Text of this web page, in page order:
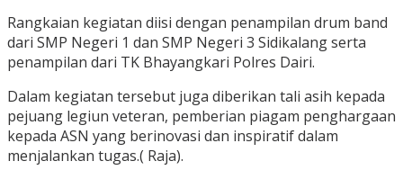
Rangkaian kegiatan diisi dengan penampilan drum band
dari SMP Negeri 1 dan SMP Negeri 3 Sidikalang serta
penampilan dari TK Bhayangkari Polres Dairi.
Dalam kegiatan tersebut juga diberikan tali asih kepada
pejuang legiun veteran, pemberian piagam penghargaan
kepada ASN yang berinovasi dan inspiratif dalam
menjalankan tugas.( Raja).